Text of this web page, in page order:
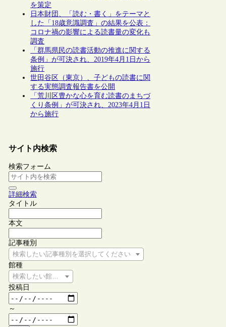
を策定
日本財団、「読む・書く」をテーマと
した「18歳意識調査」の結果を公表：
コロナ禍の影響による読書量の変化も
調査
「群馬県民の読書活動の推進に関する
条例」が可決され、2019年4月1日から
施行
世田谷区（東京）、子どもの読書に関
する実態調査報告書を公開
「荒川区豊かな心を育む読書のまちづ
くり条例」が可決され、2023年4月1日
から施行
サイト内検索
検索フォーム
詳細検索
タイトル
本文
記事種別
検索したい記事種別を選択してください
館種
検索したい館種を選択してください
投稿日
～